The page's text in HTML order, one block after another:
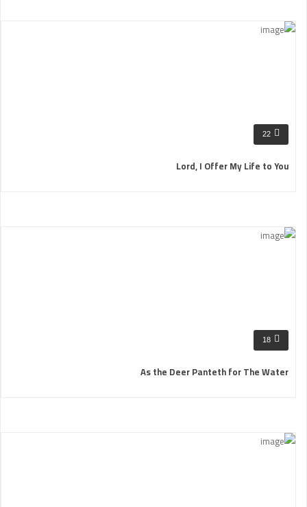
22
Lord, I Offer My Life to You
18
As the Deer Panteth for The Water